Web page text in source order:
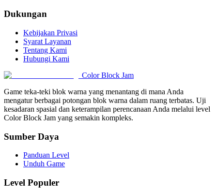
Dukungan
Kebijakan Privasi
Syarat Layanan
Tentang Kami
Hubungi Kami
Color Block Jam
Game teka-teki blok warna yang menantang di mana Anda
mengatur berbagai potongan blok warna dalam ruang terbatas. Uji
kesadaran spasial dan keterampilan perencanaan Anda melalui level
Color Block Jam yang semakin kompleks.
Sumber Daya
Panduan Level
Unduh Game
Level Populer